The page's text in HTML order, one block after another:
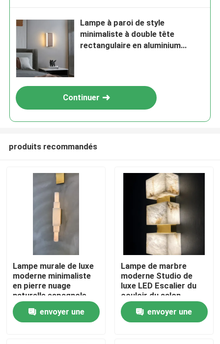
À la maison
Produits
Lampe à paroi de style
minimaliste à double tête
rectangulaire en aluminium
Continuer
produits recommandés
Lampe murale de luxe
moderne minimaliste
en pierre nuage
naturelle espagnole
pour salon, lampe de
couloir, lampe de
chevet en albâtre
envoyer une
Lampe de marbre
moderne Studio de
luxe LED Escalier du
couloir du salon
moderne Tête de
chambre Lampe
murale de marbre
envoyer une